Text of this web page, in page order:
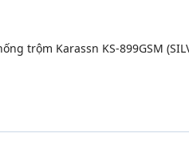
trộm Karassn KS-899GSM